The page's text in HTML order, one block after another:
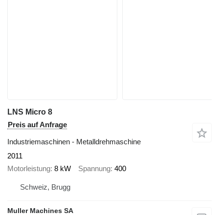
LNS Micro 8
Preis auf Anfrage
Industriemaschinen - Metalldrehmaschine
2011
Motorleistung 8 kW Spannung 400
Schweiz, Brugg
Muller Machines SA